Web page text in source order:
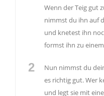
Wenn der Teig gut
nimmst du ihn auf
und knetest ihn
formst ihn zu
2
Nun nimmst du
es richtig gut. Wer
und legt sie mit